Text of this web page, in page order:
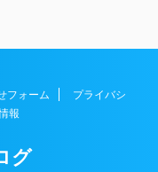
フォーム
プライバシ
報
グ